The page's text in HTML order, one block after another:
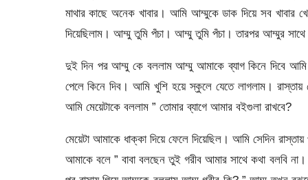
মাথার কাছে অনেক খাবার। আমি আম্মুকে ডাক দিয়ে সব
দিয়েছিলাম। আম্মু তুমি পঁচা। আম্মু তুমি পঁচা। তারপর আম্মুর
দুই দিন পর আম্মু কে বললাম আম্মু আমাকে ব্যাগ কিনে দিবে
পেলে কিনে দিব। আমি খুশি হয়ে স্কুলে যেতে লাগলাম।
আমি মেয়েটাকে বললাম ” তোমার ব্যাগে আমার বইগুলা রাখবে?
মেয়েটা আমাকে ধাক্কা দিয়ে ফেলে দিয়েছিল। আমি সেদিন
আমাকে বলে ” বাবা বলছেন তুই গরীব আমার সাথে কথা বলবি